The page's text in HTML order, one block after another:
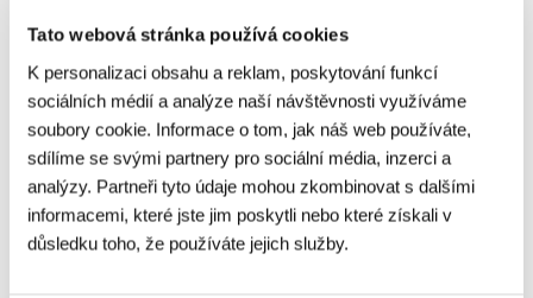
Tato webová stránka používá cookies
K personalizaci obsahu a reklam, poskytování funkcí
sociálních médií a analýze naší návštěvnosti využíváme
soubory cookie. Informace o tom, jak náš web používáte,
sdílíme se svými partnery pro sociální média, inzerci a
analýzy. Partneři tyto údaje mohou zkombinovat s dalšími
informacemi, které jste jim poskytli nebo které získali v
důsledku toho, že používáte jejich služby.